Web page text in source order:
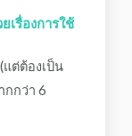
รื่องการใช้
ต่ต้องเป็น
กกว่า 6